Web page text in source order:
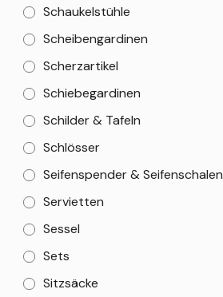
Schaukelstühle
Scheibengardinen
Scherzartikel
Schiebegardinen
Schilder & Tafeln
Schlösser
Seifenspender & Seifenschalen
Servietten
Sessel
Sets
Sitzsäcke